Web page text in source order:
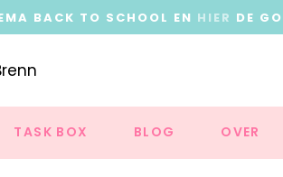
BACK TO SCHOOL EN HIER DE
TASK BOX BLOG OVER